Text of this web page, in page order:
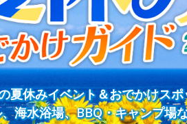
夏休みイベント＆おでかけス
海水浴場、BBQ・キャンプ場